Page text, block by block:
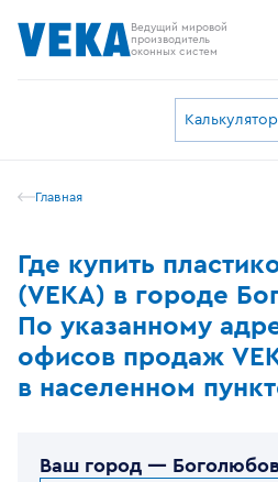
Ведущий мировой
производитель
оконных систем
Калькулятор
Главная
Где купить
(VEKA) в городе
По указанному
офисов продаж
в населенном
Ваш город —